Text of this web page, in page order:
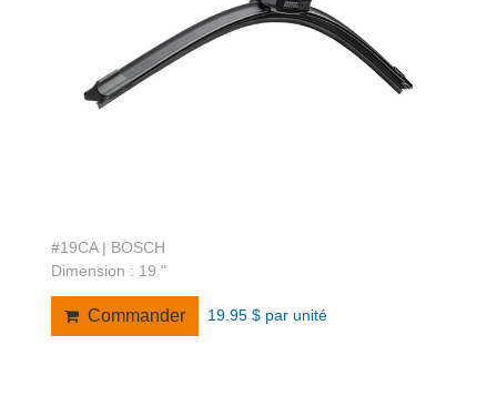
#19CA | BOSCH
Dimension : 19 "
Commander 19.95 $ par unité